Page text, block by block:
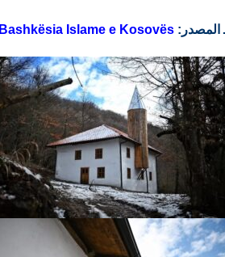
المصدر: Bashkësia Islame e Kosovës